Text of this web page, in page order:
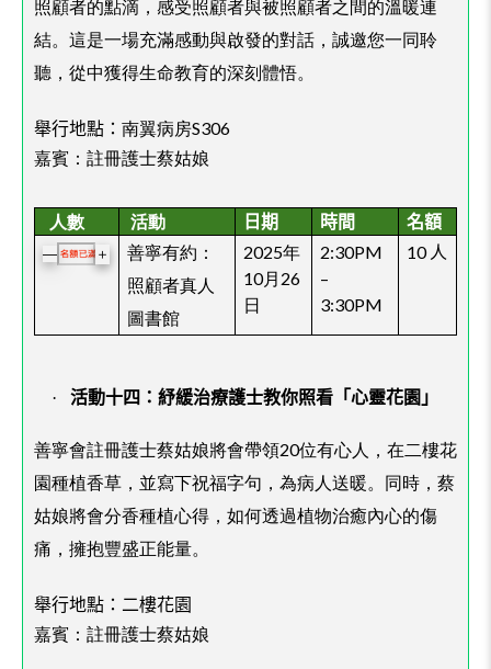
照顧者的點滴，感受照顧者與被照顧者之間的溫暖連
結。這是一場充滿感動與啟發的對話，誠邀您一同聆
聽，從中獲得生命教育的深刻體悟。
舉行地點： 南翼病房S306
嘉賓：註冊護士蔡姑娘
人數 活動 日期 時間 名額
— ＋
善寧有約：
照顧者真人
圖書館
2025年
10月26
日
2:30PM
–
3:30PM
10 人
· 活動十四：紓緩治療護士教你照看「心靈花園」
善寧會註冊護士蔡姑娘將會帶領20位有心人，在二樓花
園種植香草，並寫下祝福字句，為病人送暖。同時，蔡
姑娘將會分香種植心得，如何透過植物治癒內心的傷
痛，擁抱豐盛正能量。
舉行地點：二樓花園
嘉賓：註冊護士蔡姑娘